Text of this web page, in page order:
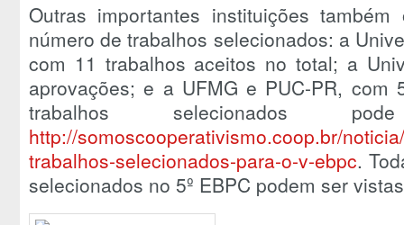
Outras importantes instituições
número de trabalhos selecionados: a
com 11 trabalhos aceitos no total; a
aprovações; e a UFMG e PUC-PR,
trabalhos
http://somoscooperativismo.coop.br/
trabalhos-selecionados-para-o-v-ebpc.
selecionados no 5º EBPC podem ser